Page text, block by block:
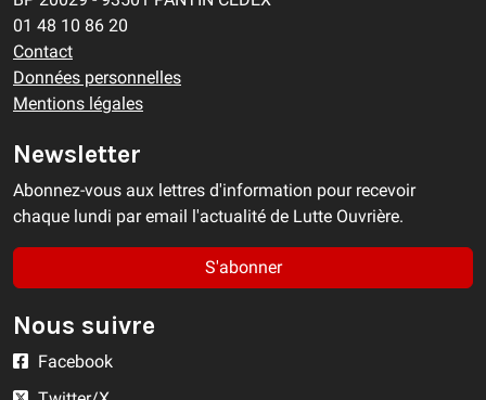
01 48 10 86 20
Contact
Données personnelles
Mentions légales
Newsletter
Abonnez-vous aux lettres d'information pour recevoir
chaque lundi par email l'actualité de Lutte Ouvrière.
S'abonner
Nous suivre
Facebook